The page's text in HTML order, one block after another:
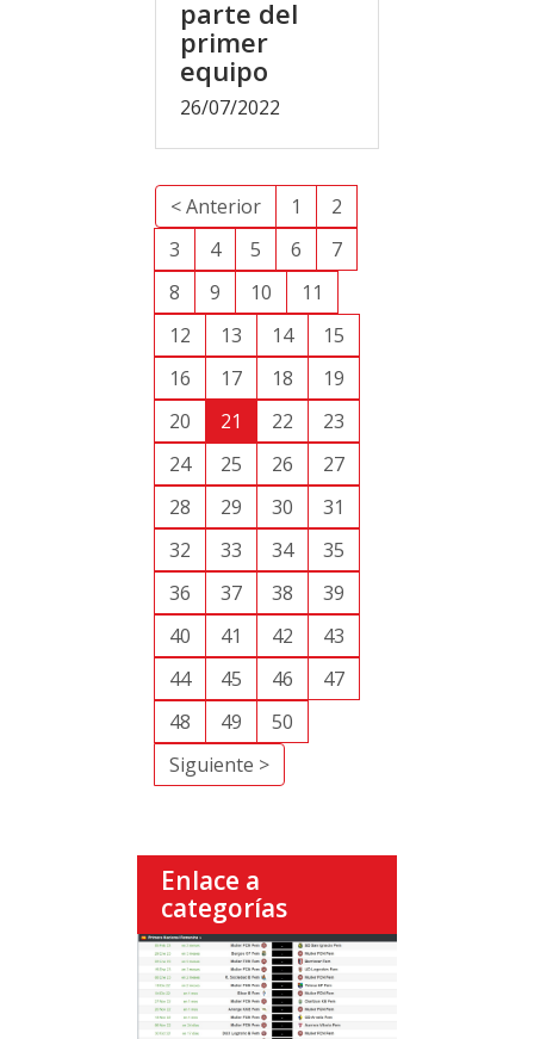
parte del
primer
equipo
26/07/2022
< Anterior 1
2
3
4 5 6
7
8
9 10
11
12
13 14
15
16
17 18
19
20
21 22
23
24
25 26
27
28
29 30
31
32
33 34
35
36
37 38
39
40
41 42
43
44
45 46
47
48
49
50
Siguiente >
Enlace a
categorías